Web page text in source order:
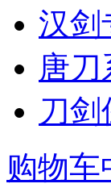
汉剑
唐刀
刀剑
购物车